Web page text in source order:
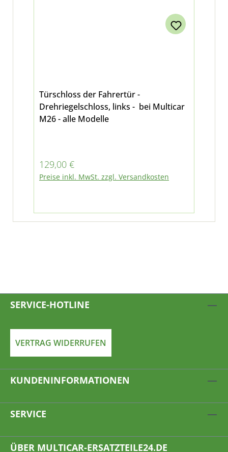
Türschloss der Fahrertür -
Drehriegelschloss, links - bei Multicar
M26 - alle Modelle
Regulärer Preis:
129,00 €
Preise inkl. MwSt. zzgl. Versandkosten
SERVICE-HOTLINE
VERTRAG WIDERRUFEN
KUNDENINFORMATIONEN
SERVICE
ÜBER MULTICAR-ERSATZTEILE24.DE